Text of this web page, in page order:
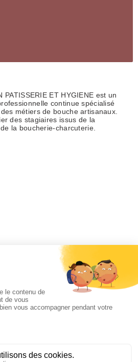
PATISSERIE ET HYGIENE est un
continue spécialisé
métiers de bouche artisanaux.
des stagiaires issus de la
la boucherie-charcuterie.
spécialités fêtes de fin d’année
spécialités pâques
Villeurbanne, France